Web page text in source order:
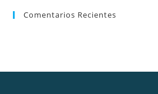
Comentarios Recientes